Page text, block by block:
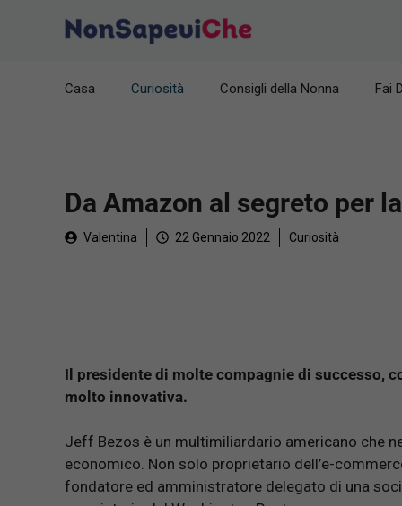
Casa Curiosità Consigli della Nonna Fai
Da Amazon al segreto per
Valentina 22 Gennaio 2022 Curiosità
Il presidente di molte compagnie di successo,
molto innovativa.
Jeff Bezos è un multimiliardario americano che
economico. Non solo proprietario dell’e-
fondatore ed amministratore delegato di una